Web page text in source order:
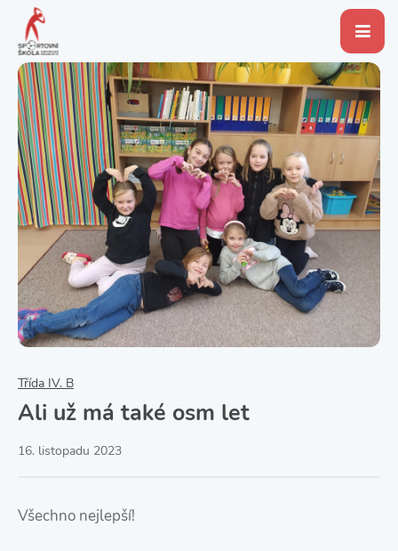
Třída IV. B
Ali už má také osm let
16. listopadu 2023
Všechno nejlepší!